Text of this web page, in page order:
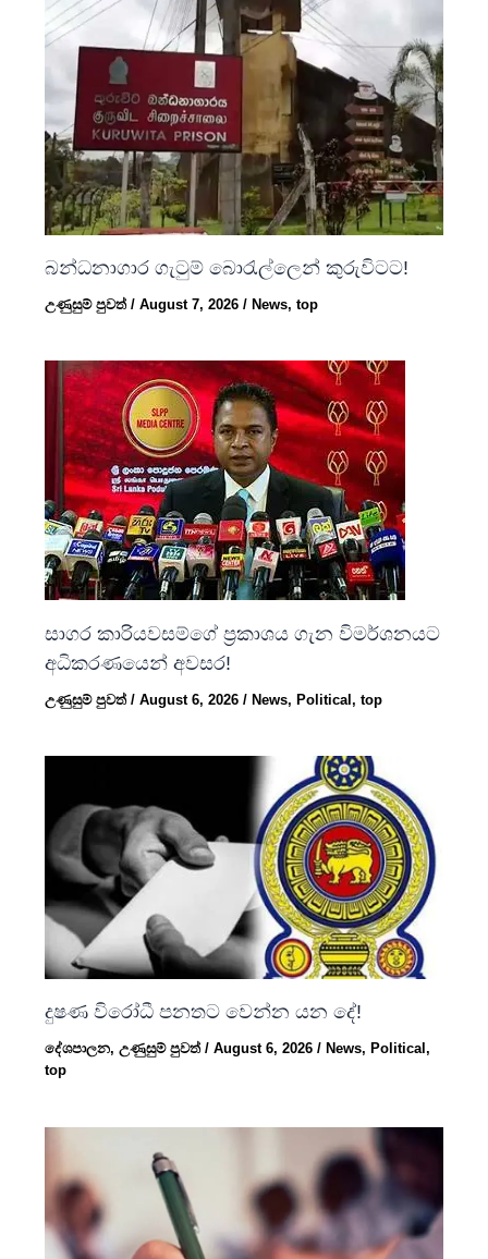
බන්ධනාගාර ගැටුම් බොරැල්ලෙන් කුරුවිටට!
උණුසුම් පුවත්/August 7, 2026/ News,top
සාගර කාරියවසම්ගේ ප්‍රකාශය ගැන විමර්ශනයට
අධිකරණයෙන් අවසර!
උණුසුම් පුවත්/August 6, 2026/News,Political,top
දුෂණ විරෝධී පනතට වෙන්න යන දේ!
දේශපාලන,උණුසුම් පුවත්/August 6, 2026/ News, Political,
top